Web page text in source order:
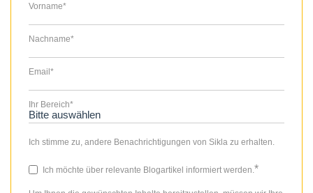
Vorname*
Nachname*
Email*
Ihr Bereich*
Ich stimme zu, andere Benachrichtigungen von Sikla zu erhalten.
Ich möchte über relevante Blogartikel informiert werden. *